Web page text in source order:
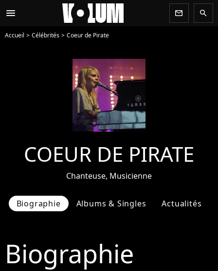
menu newsletter search
Accueil Célébrités Coeur de Pirate
COEUR DE PIRATE
Chanteuse, Musicienne
Biographie Albums & Singles Actualités
Biographie